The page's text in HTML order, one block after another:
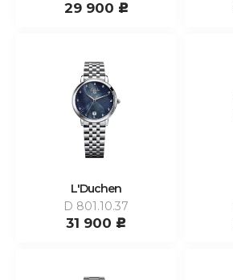
29 900 c
L'Duchen
D 801.10.37
31 900 c